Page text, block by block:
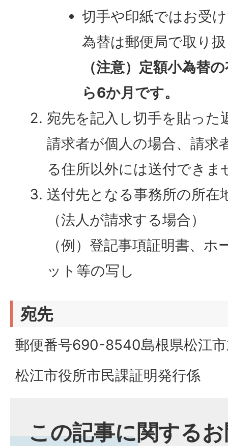
切手や印紙ではお受
為替は郵便局で取り
（注意）定額小為替
ら6か月です。
宛先を記入し切手を貼った
請求者が個人の場合、請求
る住所以外には送付できま
送付先となる事務所の所在
（法人が請求する場合）
（例）登記事項証明書、
ット等の写し
宛先
郵便番号690-8540島根県松江
松江市役所市民課証明発行係
この記事に関する